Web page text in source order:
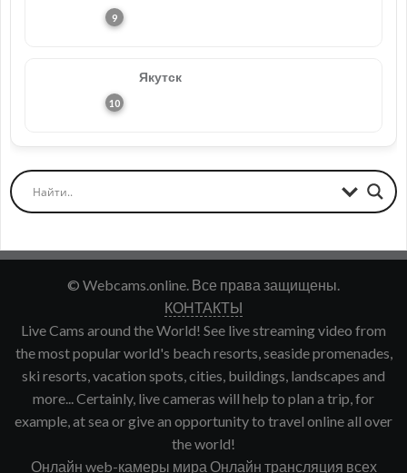
Якутск
© Webcams.online. Все права защищены.
КОНТАКТЫ
Live Cams around the World! See live streaming video from
the most popular world's beach resorts, seaside promenades,
ski resorts, vacation spots, cities, buildings, landscapes and
more... Certainly, live cameras will help to plan a trip, for
example, at sea or give an opportunity to travel online all over
the world!
Онлайн web-камеры мира Онлайн трансляция всех